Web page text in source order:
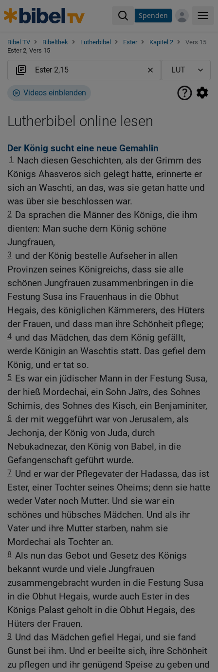
Spenden
Bibel TV Bibelthek Lutherbibel Ester Kapitel 2
Vers 15
Ester 2, Vers 15
Videos einblenden
Lutherbibel online lesen
Der König sucht eine neue Gemahlin
1
Nach diesen Geschichten, als der Grimm des
Königs Ahasveros sich gelegt hatte, erinnerte er
sich an Waschti, an das, was sie getan hatte und
was über sie beschlossen war.
2 Da sprachen die Männer des Königs, die ihm
dienten: Man suche dem König schöne
Jungfrauen,
3 und der König bestelle Aufseher in allen
Provinzen seines Königreichs, dass sie alle
schönen Jungfrauen zusammenbringen in die
Festung Susa ins Frauenhaus in die Obhut
Hegais, des königlichen Kämmerers, des Hüters
der Frauen, und dass man ihre Schönheit pflege;
4 und das Mädchen, das dem König gefällt,
werde Königin an Waschtis statt. Das gefiel dem
König, und er tat so.
5 Es war ein jüdischer Mann in der Festung Susa,
der hieß Mordechai, ein Sohn Jaïrs, des Sohnes
Schimis, des Sohnes des Kisch, ein Benjaminiter,
6 der mit weggeführt war von Jerusalem, als
Jechonja, der König von Juda, durch
Nebukadnezar, den König von Babel, in die
Gefangenschaft geführt wurde.
7 Und er war der Pflegevater der Hadassa, das ist
Ester, einer Tochter seines Oheims; denn sie hatte
weder Vater noch Mutter. Und sie war ein
schönes und hübsches Mädchen. Und als ihr
Vater und ihre Mutter starben, nahm sie
Mordechai als Tochter an.
8 Als nun das Gebot und Gesetz des Königs
bekannt wurde und viele Jungfrauen
zusammengebracht wurden in die Festung Susa
in die Obhut Hegais, wurde auch Ester in des
Königs Palast geholt in die Obhut Hegais, des
Hüters der Frauen.
9 Und das Mädchen gefiel Hegai, und sie fand
Gunst bei ihm. Und er beeilte sich, ihre Schönheit
zu pflegen und ihr genügend Speise zu geben und